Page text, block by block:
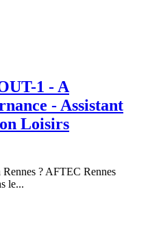
1 - A
- Assistant
Loisirs
Rennes ? AFTEC Rennes
le...